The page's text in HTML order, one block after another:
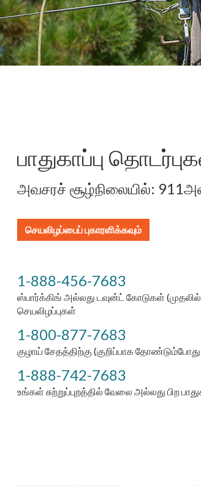
பாதுகாப்பு
அவசரச் சூழ்நிலையில்:
செயலிழப்பைப் புகாரளிக்கவும்
1-888-456-7683
ஸ்பார்க்கிங் அல்லது டவுன்ட் கோடுகள்
செயலிழப்புகள்
1-800-877-7683
குழாய் சேதத்திற்கு (குறிப்பாக
1-888-742-7683
உங்கள் சுற்றுப்புறத்தில் வேலை அல்லது பிற